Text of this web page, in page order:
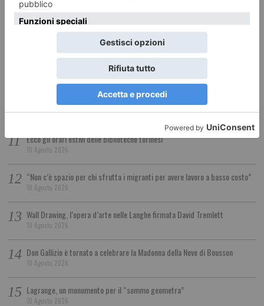
Furto al centro commerciale: un arresto
10 Agosto 2026
Piemonte, esodo di Ferragosto: traffico intenso nel weekend ma senza
L’economia torinese continua a crescere meno rispetto alle altre città
10 Agosto 2026
Ecco gli orari estivi delle biblioteche torinesi
10 Agosto 2026
“Non c’è spazio per chi sfrutta i migranti per avere lavoro a basso costo”
10 Agosto 2026
Wall Drawing, l’opera d’arte nelle Langhe firmata David Tremlett
10 Agosto 2026
Don Gallizio è tornato a celebrare la Madonna della Neve di Bousson
10 Agosto 2026
Lagrange, un monumento per il “sommo geometra”
10 Agosto 2026